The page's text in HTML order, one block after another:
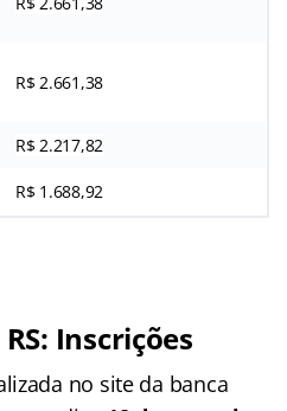
R$ 2.661,38
R$ 2.217,82
R$ 1.688,92
Inscrições
no site da banca